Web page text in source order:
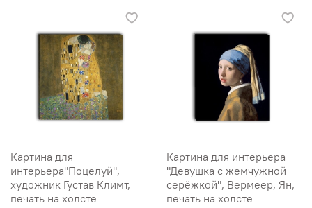
Картина для
интерьера"Поцелуй",
художник Густав Климт,
печать на холсте
Картина для интерьера
"Девушка с жемчужной
серёжкой", Вермеер, Ян,
печать на холсте